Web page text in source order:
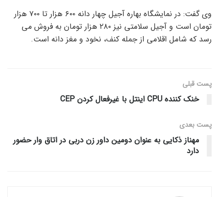
وی گفت: در نمایشگاه بهاره آجیل چهار دانه ۶۰۰ هزار تا ۷۰۰ هزار
تومان است و آجیل سلامتی نیز ۲۸۰ هزار تومان به فروش می
رسد که شامل اقلامی از جمله کنف، نخود و مغز دانه است.
پست قبلی
خنک کننده CPU اینتل با غیرفعال کردن CEP
پست‌ بعدی
مهناز ذکایی به عنوان دومین داور زن دربی در اتاق وار حضور
دارد